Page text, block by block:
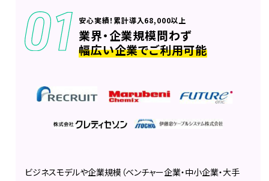
安心実績！累計導入68,000以上
業界・企業規模問わず
幅広い企業でご利用可能
ビジネスモデルや企業規模（ベンチャー企業・中小企業・大手